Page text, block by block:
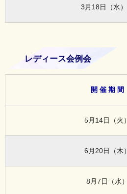
3月18日（水）
レディース会例会
開 催 期 間
5月14日（火）
6月20日（木）
8月7日（水）